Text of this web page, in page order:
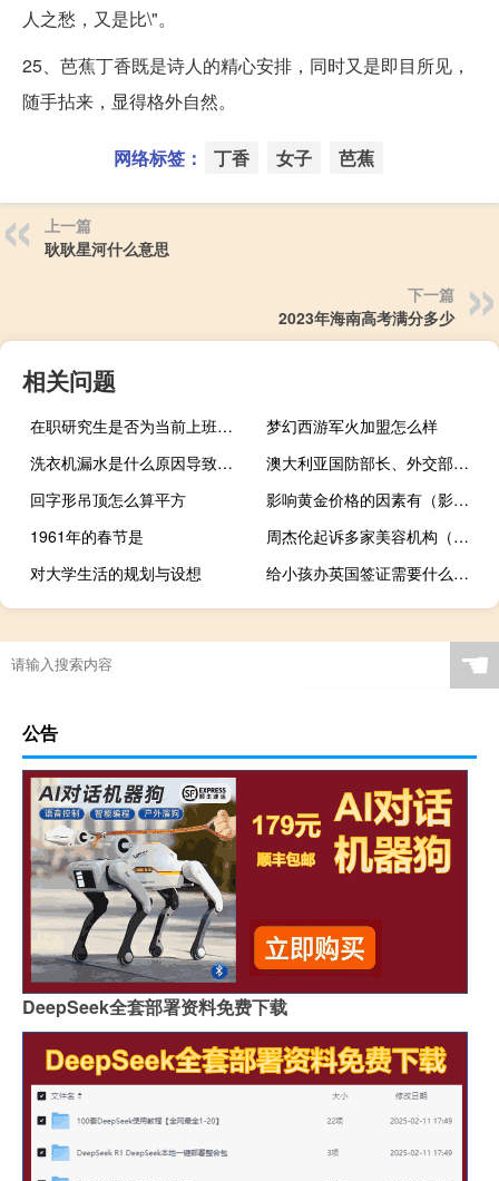
人之愁，又是比\"。
25、芭蕉丁香既是诗人的精心安排，同时又是即目所见，
随手拈来，显得格外自然。
网络标签： 丁香 女子 芭蕉
上一篇
耿耿星河什么意思
下一篇
2023年海南高考满分多少
相关问题
在职研究生是否为当前上班族的首选项目
梦幻西游军火加盟怎么样
洗衣机漏水是什么原因导致的（洗衣机漏水是什么原因）
澳大利亚国防部长、外交部长将与印度国防部长与外交部长会面
回字形吊顶怎么算平方
影响黄金价格的因素有（影响黄金价格的因素）
1961年的春节是
周杰伦起诉多家美容机构（周杰伦起诉多家美容机构）
对大学生活的规划与设想
给小孩办英国签证需要什么资料
☚
公告
DeepSeek全套部署资料免费下载